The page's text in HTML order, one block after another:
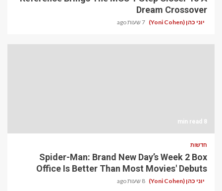
Dream Crossover
יוני כהן (Yoni Cohen) 7 שעות ago
8 min read
חדשות
Spider-Man: Brand New Day’s Week 2 Box
Office Is Better Than Most Movies' Debuts
יוני כהן (Yoni Cohen) 8 שעות ago